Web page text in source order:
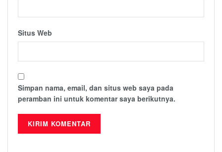
Situs Web
Simpan nama, email, dan situs web saya pada
peramban ini untuk komentar saya berikutnya.